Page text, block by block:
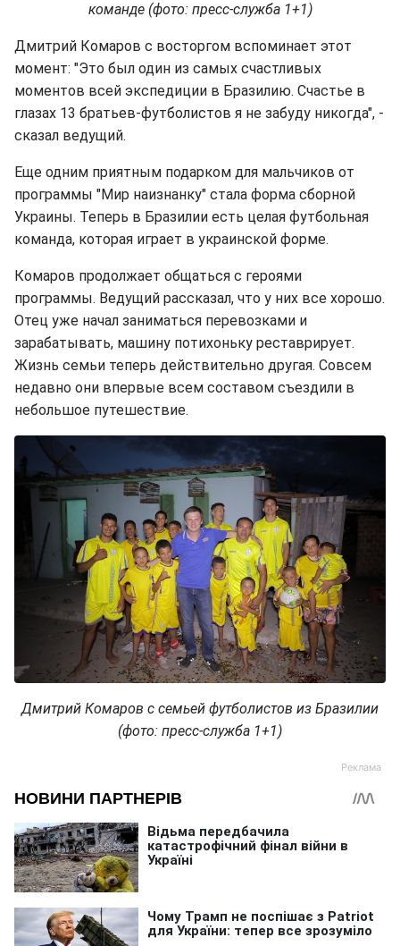
команде (фото: пресс-служба 1+1)
Дмитрий Комаров с восторгом вспоминает этот
момент: "Это был один из самых счастливых
моментов всей экспедиции в Бразилию. Счастье в
глазах 13 братьев-футболистов я не забуду никогда", -
сказал ведущий.
Еще одним приятным подарком для мальчиков от
программы "Мир наизнанку" стала форма сборной
Украины. Теперь в Бразилии есть целая футбольная
команда, которая играет в украинской форме.
Комаров продолжает общаться с героями
программы. Ведущий рассказал, что у них все хорошо.
Отец уже начал заниматься перевозками и
зарабатывать, машину потихоньку реставрирует.
Жизнь семьи теперь действительно другая. Совсем
недавно они впервые всем составом съездили в
небольшое путешествие.
Дмитрий Комаров с семьей футболистов из Бразилии
(фото: пресс-служба 1+1)